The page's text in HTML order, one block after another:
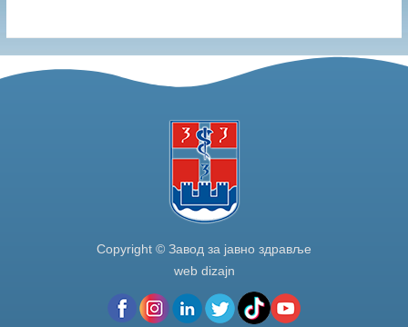
Copyright © Завод за јавно здравље
web dizajn